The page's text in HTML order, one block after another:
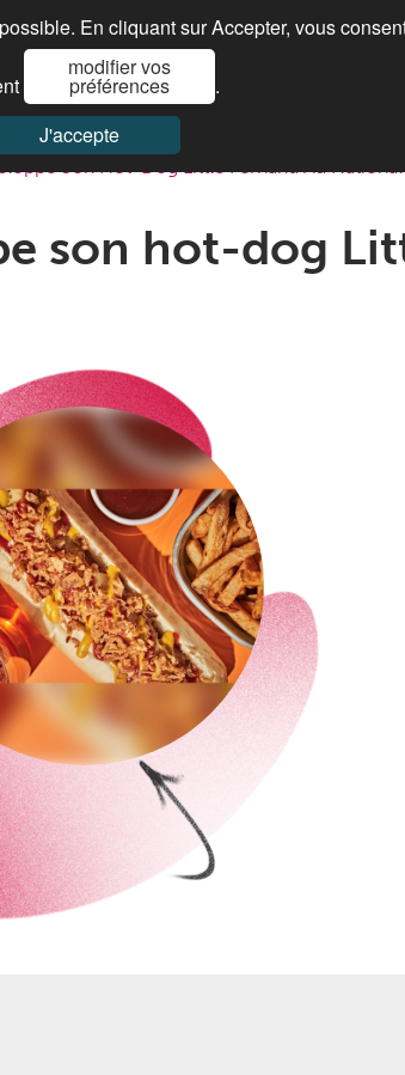
Paroles de franchisés
Son Hot-Dog Little Fernand Au National
son hot-dog
En cliquant sur Accepter, vous
modifier vos
préférences
.
J'accepte